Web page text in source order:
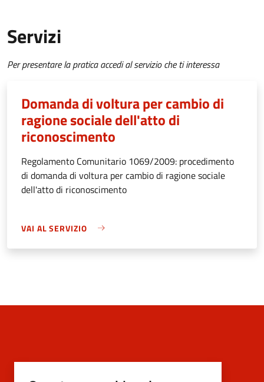
Servizi
Per presentare la pratica accedi al servizio che ti interessa
Domanda di voltura per cambio di
ragione sociale dell'atto di
riconoscimento
Regolamento Comunitario 1069/2009: procedimento
di domanda di voltura per cambio di ragione sociale
dell'atto di riconoscimento
VAI AL SERVIZIO